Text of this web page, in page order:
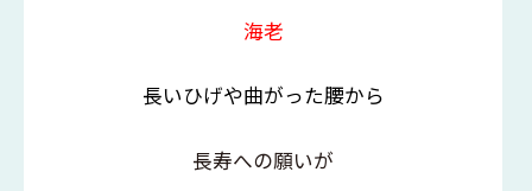
海老
長いひげや曲がった腰から
長寿への願いが